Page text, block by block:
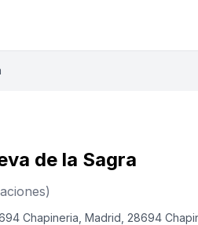
de la Sagra
Chapineria, Madrid, 28694